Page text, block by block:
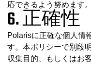
応できるよう努めます。
6. 正確性
Polarisに正確な個人情
す。本ポリシーで別段
収集目的、もしくはお